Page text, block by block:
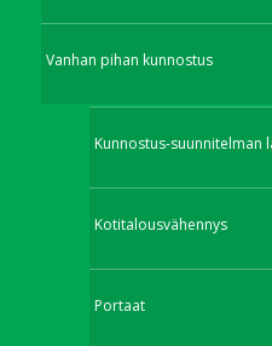
Vanhan pihan kunnostus
Kunnostus-suunnitelman
Kotitalousvähennys
Portaat